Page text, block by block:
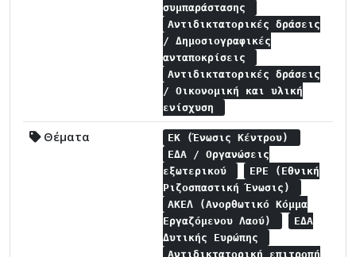
συμπαράστασης
Αντιδικτατορικές δράσεις
/ Δημοσιογραφικές
ανταποκρίσεις
Αντιδικτατορικές δράσεις
/ Οικονομική και υλική
ενίσχυση
Θέματα
ΕΚ (Ένωσις Κέντρου)
ΕΔΑ / Οργανώσεις
εξωτερικού
ΕΡΕ (Εθνική
Ριζοσπαστική Ένωσις)
ΑΚΕΛ (Ανορθωτικό Κόμμα
Εργαζόμενου Λαού)
ΕΔΑ
Δυτικής Ευρώπης
Αντιδικτατορική επιτροπή